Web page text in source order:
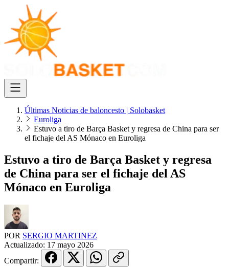
Últimas Noticias de baloncesto | Solobasket
Euroliga
Estuvo a tiro de Barça Basket y regresa de China para ser
el fichaje del AS Mónaco en Euroliga
Estuvo a tiro de Barça Basket y regresa
de China para ser el fichaje del AS
Mónaco en Euroliga
POR SERGIO MARTINEZ
Actualizado: 17 mayo 2026
Compartir: